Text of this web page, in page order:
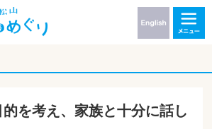
を考え、家族と十分に話し